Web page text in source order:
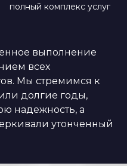
полный комплекс услуг
выполнение
всех
Мы стремимся к
долгие годы,
надежность, а
утонченный